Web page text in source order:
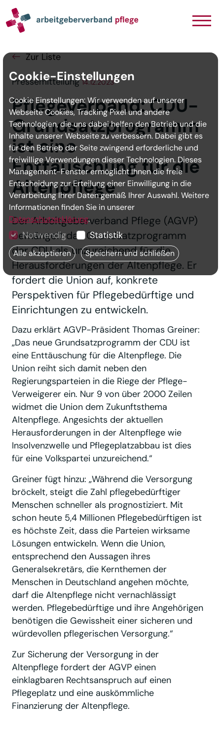
Navigation
Inhalt
Seitenabschluss
Zur Liste
Pressemitteilung14.12.2023
Pflegeverband: CDU-
Grundsatzprogramm
ist eine
Enttäuschung für die
Altenpflege
Der Arbeitgeberverband Pflege (AGVP)
bemängelt das Grundsatzprogramm
der CDU als unzureichend für die
Herausforderungen der Altenpflege. Er
fordert die Union auf, konkrete
Perspektiven für Pflegebedürftige und
Einrichtungen zu entwickeln.
Dazu erklärt AGVP-Präsident Thomas Greiner:
„Das neue Grundsatzprogramm der CDU ist
eine Enttäuschung für die Altenpflege. Die
Union reiht sich damit neben den
Regierungsparteien in die Riege der Pflege-
Verweigerer ein. Nur 9 von über 2000 Zeilen
widmet die Union dem Zukunftsthema
Altenpflege. Angesichts der aktuellen
Herausforderungen in der Altenpflege wie
Insolvenzwelle und Pflegeplatzabbau ist dies
für eine Volkspartei unzureichend.“
Greiner fügt hinzu: „Während die Versorgung
bröckelt, steigt die Zahl pflegebedürftiger
Menschen schneller als prognostiziert. Mit
schon heute 5,4 Millionen Pflegebedürftigen ist
es höchste Zeit, dass die Parteien wirksame
Lösungen entwickeln. Wenn die Union,
entsprechend den Aussagen ihres
Generalsekretärs, die Kernthemen der
Menschen in Deutschland angehen möchte,
darf die Altenpflege nicht vernachlässigt
werden. Pflegebedürftige und ihre Angehörigen
benötigen die Gewissheit einer sicheren und
würdevollen pflegerischen Versorgung.“
Zur Sicherung der Versorgung in der
Altenpflege fordert der AGVP einen
einklagbaren Rechtsanspruch auf einen
Pflegeplatz und eine auskömmliche
Finanzierung der Altenpflege.
Cookie-Einstellungen
Cookie Einstellungen: Wir verwenden auf unserer
Webseite Cookies, Tracking Pixel und andere
Technologien, die uns dabei helfen den Betrieb und die
Inhalte unserer Webseite zu verbessern. Dabei gibt es
für den Betrieb der Seite zwingend erforderliche und
freiwillige Verwendungen dieser Technologien. Dieses
Management-Fenster ermöglicht Ihnen die freie
Entscheidung zur Erteilung einer Einwilligung in die
Verarbeitung Ihrer Daten gemäß Ihrer Auswahl. Weitere
Informationen finden Sie in unserer
Datenschutzerklärung.
Notwendig Statistik
Alle akzeptieren Speichern und schließen